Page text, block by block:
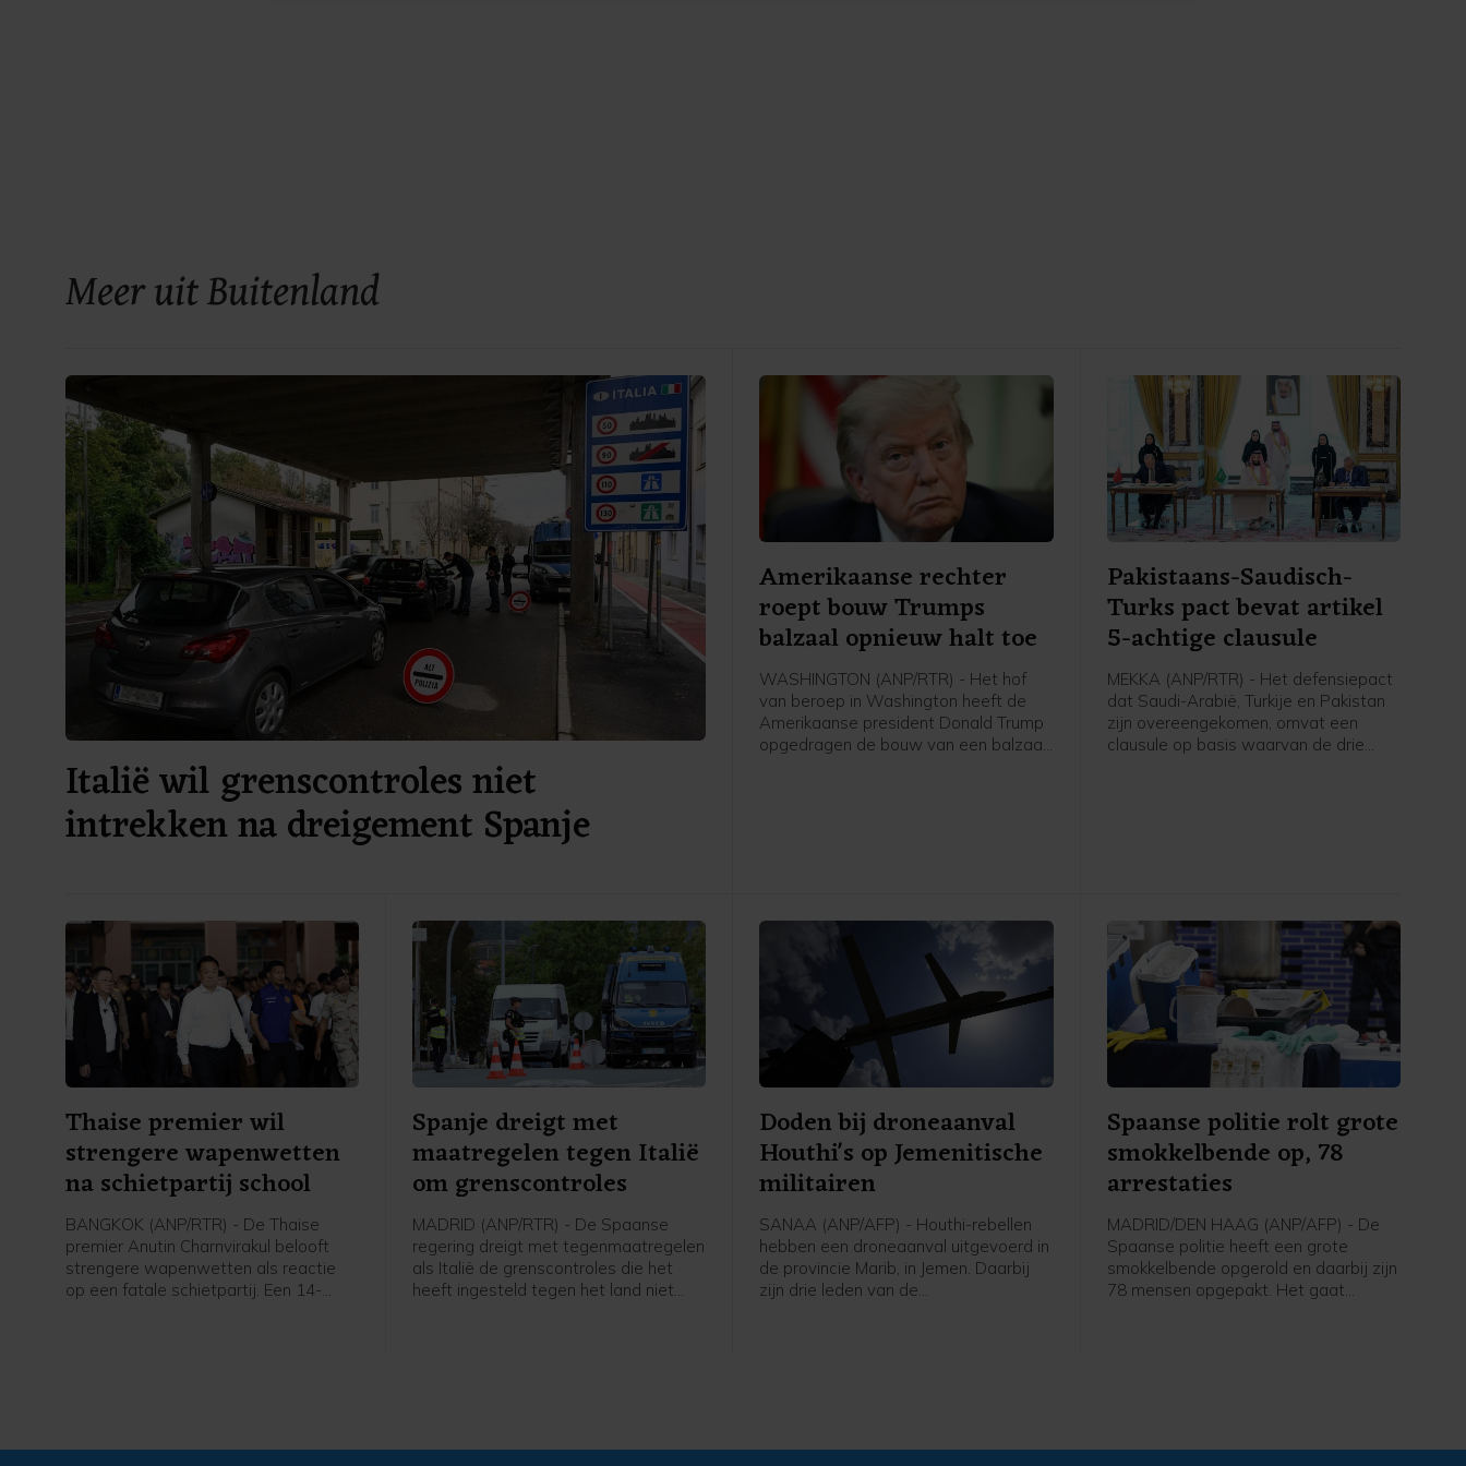
Meer uit Buitenland
Italië wil grenscontroles niet
intrekken na dreigement Spanje
Amerikaanse rechter
roept bouw Trumps
balzaal opnieuw halt toe
WASHINGTON (ANP/RTR) - Het hof
van beroep in Washington heeft de
Amerikaanse president Donald Trump
opgedragen de bouw van een balzaal
Pakistaans-Saudisch-
Turks pact bevat artikel
5-achtige clausule
MEKKA (ANP/RTR) - Het defensiepact
dat Saudi-Arabië, Turkije en Pakistan
zijn overeengekomen, omvat een
clausule op basis waarvan de drie
NAVO. Ook worden afspraken
gemaakt over intensievere
defensiesamenwerking.
Thaise premier wil
strengere wapenwetten
na schietpartij school
BANGKOK (ANP/RTR) - De Thaise
premier Anutin Charnvirakul belooft
strengere wapenwetten als reactie
op een fatale schietpartij. Een 14-
Spanje dreigt met
maatregelen tegen Italië
om grenscontroles
MADRID (ANP/RTR) - De Spaanse
regering dreigt met tegenmaatregelen
als Italië de grenscontroles die het
heeft ingesteld tegen het land niet
Doden bij droneaanval
Houthi's op Jemenitische
militairen
SANAA (ANP/AFP) - Houthi-rebellen
hebben een droneaanval uitgevoerd in
de provincie Marib, in Jemen. Daarbij
zijn drie leden van de
Spaanse politie rolt grote
smokkelbende op, 78
arrestaties
MADRID/DEN HAAG (ANP/AFP) - De
Spaanse politie heeft een grote
smokkelbende opgerold en daarbij zijn
78 mensen opgepakt. Het gaat